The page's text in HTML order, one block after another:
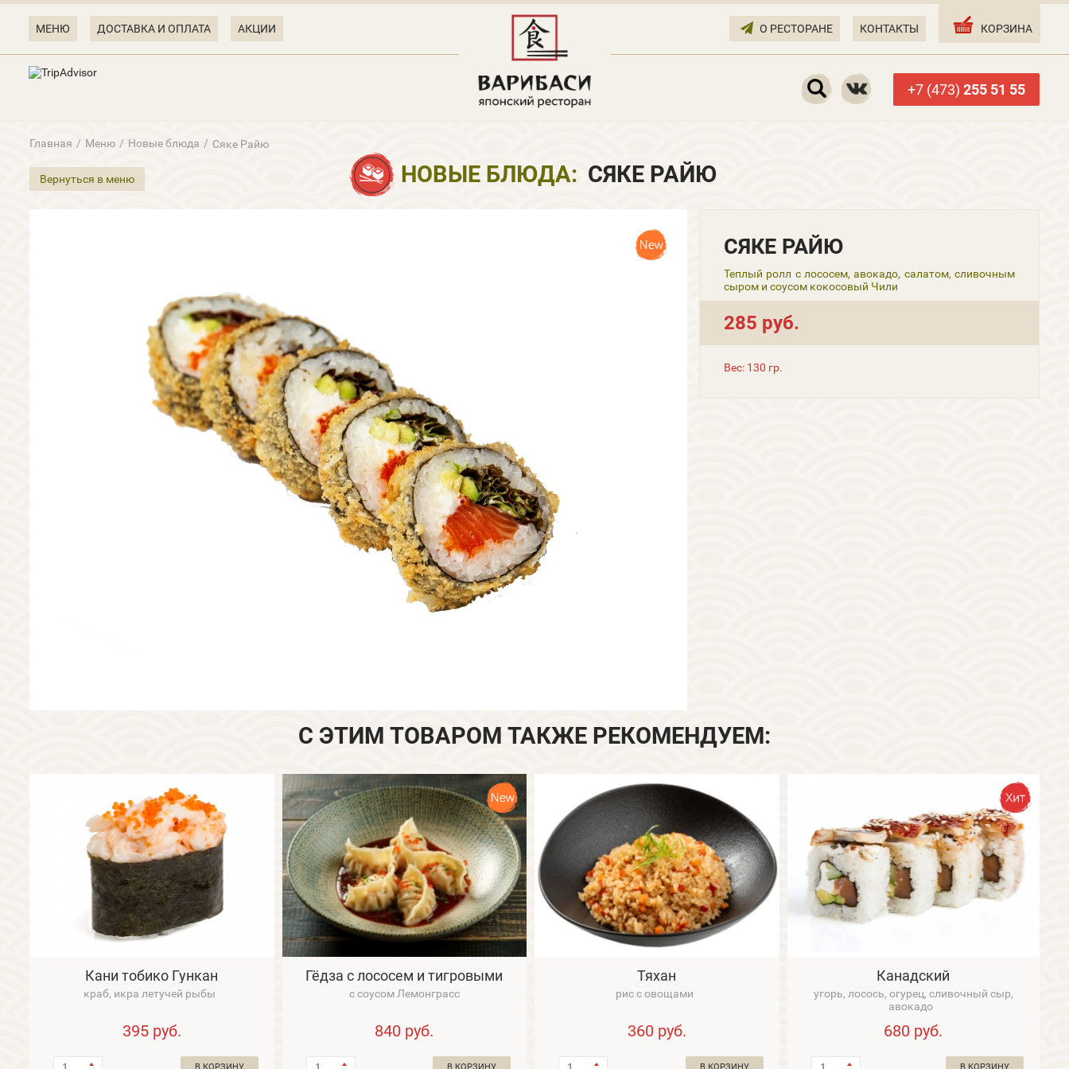
МЕНЮ ДОСТАВКА И ОПЛАТА АКЦИИ О РЕСТОРАНЕ КОНТАКТЫ КОРЗИНА
+7 (473) 255 51 55
Главная / Меню / Новые блюда / Сяке Райю
Вернуться в меню НОВЫЕ БЛЮДА: СЯКЕ РАЙЮ
СЯКЕ РАЙЮ
Теплый ролл с лососем, авокадо, салатом, сливочным
сыром и соусом кокосовый Чили
285 руб.
Вес: 130 гр.
С ЭТИМ ТОВАРОМ ТАКЖЕ РЕКОМЕНДУЕМ:
Кани тобико Гункан
краб, икра летучей рыбы
395руб.
Гёдза с лососем и тигровыми
креветками
с соусом Лемонграсс
840 руб.
Тяхан
рис с овощами
360 руб.
Канадский
угорь, лосось, огурец, сливочный сыр,
авокадо
680 руб.